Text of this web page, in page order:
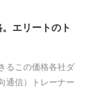
エリートのト
るこの価格各社ダ
通信）トレーナー